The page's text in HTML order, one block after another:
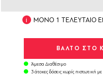
ΜΟΝΟ 1 ΤΕΛΕΥΤΑΙΟ
Άμεσα Διαθέσιμο
3 άτοκες δόσεις χωρίς πιστωτική